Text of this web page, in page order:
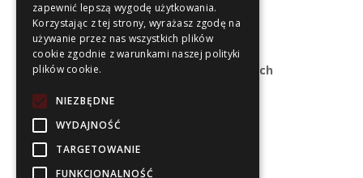
Sekretariat RKRUA
Uniwersytet Ekonomiczny w Katowicach
ul. 1 Maja 50
40-287 Katowice
Kontakt:
rkrua@ue.katowice.pl
zapewnić lepszą wygodę użytkowania.
Korzystając z tej strony, wyrażasz zgodę na
używanie przez nas wszystkich plików
cookie zgodnie z warunkami naszej polityki
plików cookie.
NIEZBĘDNE
WYDAJNOŚĆ
TARGETOWANIE
FUNKCJONALNOŚĆ